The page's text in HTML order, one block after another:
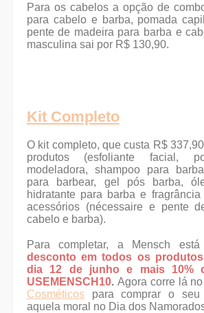
Para os cabelos a opção de
para cabelo e barba, pomada
pente de madeira para barba e
masculina sai por R$ 130,90.
Kit Completo
O kit completo, que custa R$
produtos (esfoliante facial,
modeladora, shampoo para
para barbear, gel pós barba,
hidratante para barba e
acessórios (nécessaire e pente
cabelo e barba).
Para completar, a Mensch
desconto em todos os
dia 12 de junho e mais 10%
USEMENSCH10. Agora corre lá
Cosméticospara comprar o seu
aquela moral no Dia dos